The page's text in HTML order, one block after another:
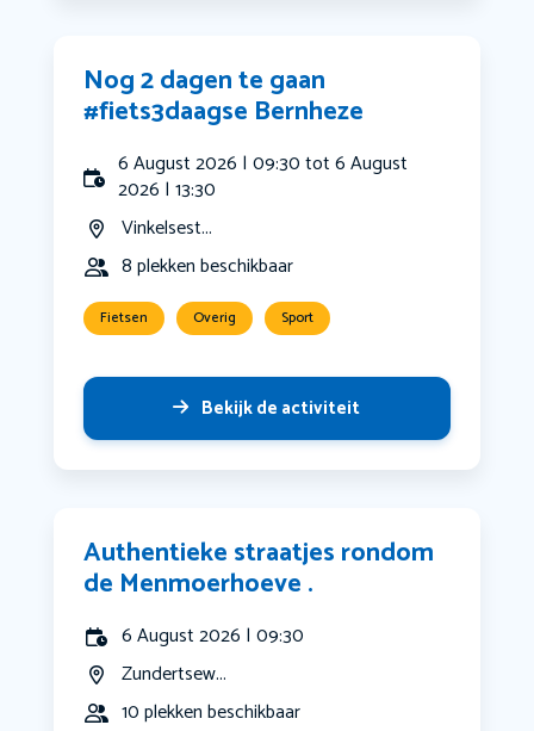
Nog 2 dagen te gaan
#fiets3daagse Bernheze
6 August 2026 | 09:30 tot 6 August
2026 | 13:30
Vinkelsest...
8 plekken beschikbaar
Fietsen Overig Sport
Bekijk de activiteit
Authentieke straatjes rondom
de Menmoerhoeve .
6 August 2026 | 09:30
Zundertsew...
10 plekken beschikbaar